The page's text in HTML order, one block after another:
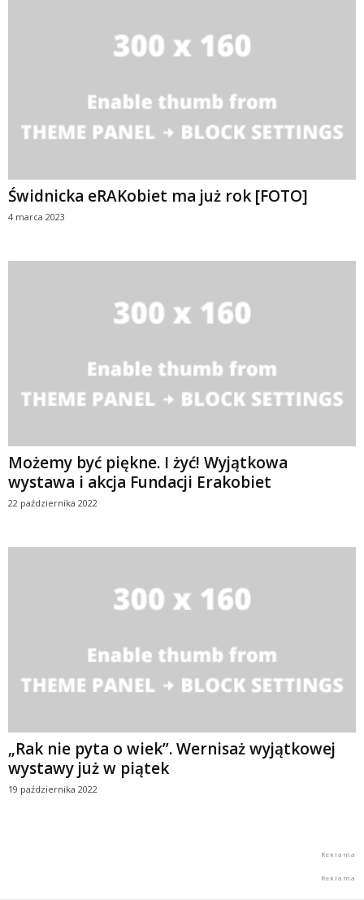
Świdnicka eRAKobiet ma już rok [FOTO]
4 marca 2023
Możemy być piękne. I żyć! Wyjątkowa
wystawa i akcja Fundacji Erakobiet
22 października 2022
„Rak nie pyta o wiek”. Wernisaż wyjątkowej
wystawy już w piątek
19 października 2022